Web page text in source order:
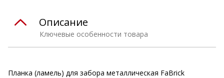
Ключевые особенности товара
Описание
Планка (ламель) для забора металлическая FaBrick